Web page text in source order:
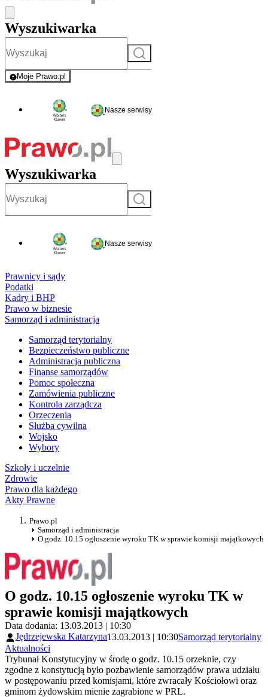
Wyszukiwarka
Szukaj
Moje Prawo.pl
- rejestracja i logowanie do serwisu
Nasze serwisy
Wyszukiwarka
Szukaj
Nasze serwisy
Prawnicy i sądy
Podatki
Kadry i BHP
Prawo w biznesie
Samorząd i administracja
Samorząd terytorialny
Bezpieczeństwo publiczne
Administracja publiczna
Finanse samorządów
Pomoc społeczna
Zamówienia publiczne
Kontrola zarządcza
Orzeczenia
Służba cywilna
Wojsko
Wybory
Szkoły i uczelnie
Zdrowie
Prawo dla każdego
Akty Prawne
Prawo.pl
Samorząd i administracja
O godz. 10.15 ogłoszenie wyroku TK w sprawie komisji majątkowych
O godz. 10.15 ogłoszenie wyroku TK w
sprawie komisji majątkowych
Data dodania: 13.03.2013 | 10:30
Jędrzejewska Katarzyna13.03.2013 | 10:30Samorząd terytorialny
Aktualności
Trybunał Konstytucyjny w środę o godz. 10.15 orzeknie, czy
zgodne z konstytucją było pozbawienie samorządów prawa udziału
w postępowaniu przed komisjami, które zwracały Kościołowi oraz
gminom żydowskim mienie zagrabione w PRL.